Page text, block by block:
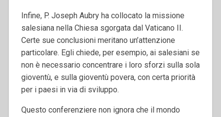
Infine, P. Joseph Aubry ha collocato la missione
salesiana nella Chiesa sgorgata dal Vaticano II.
Certe sue conclusioni meritano un’attenzione
particolare. Egli chiede, per esempio, ai salesiani se
non è necessario concentrare i loro sforzi sulla sola
gioventù, e sulla gioventù povera, con certa priorità
per i paesi in via di sviluppo.
Questo conferenziere non ignora che il mondo